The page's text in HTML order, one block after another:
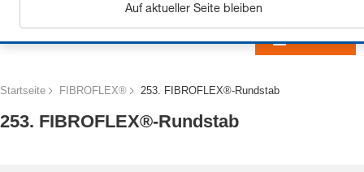
Startseite FIBROFLEX® 253. FIBROFLEX®-Rundstab
253. FIBROFLEX®-Rundstab
Auf aktueller Seite bleiben